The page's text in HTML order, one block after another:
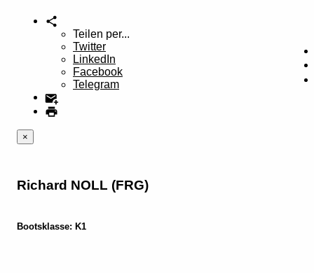
Teilen per...
Twitter
LinkedIn
Facebook
Telegram
×
Richard NOLL (FRG)
Bootsklasse: K1